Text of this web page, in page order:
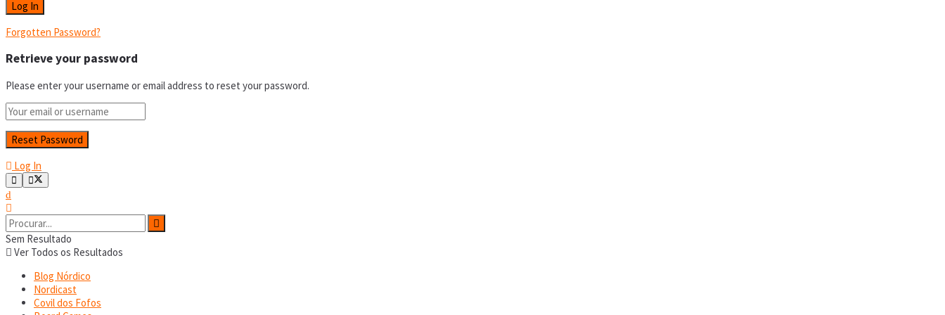
Forgotten Password?
Retrieve your password
Please enter your username or email address to reset your password.
Log In
Sem Resultado
Ver Todos os Resultados
Blog Nórdico
Nordicast
Covil dos Fofos